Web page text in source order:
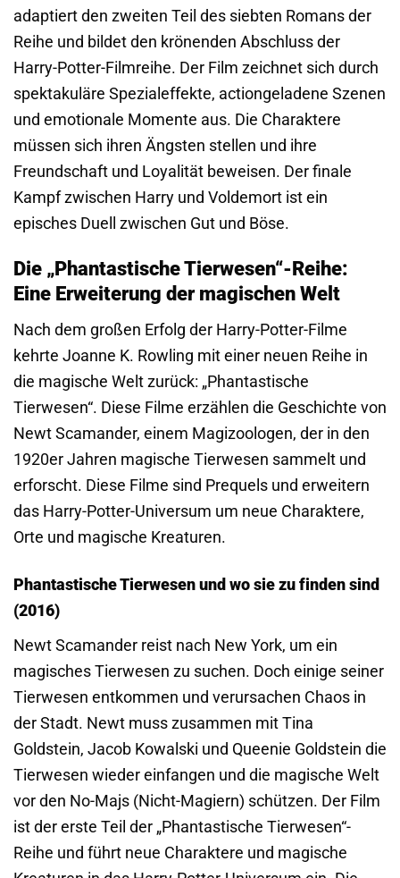
adaptiert den zweiten Teil des siebten Romans der
Reihe und bildet den krönenden Abschluss der
Harry-Potter-Filmreihe. Der Film zeichnet sich durch
spektakuläre Spezialeffekte, actiongeladene Szenen
und emotionale Momente aus. Die Charaktere
müssen sich ihren Ängsten stellen und ihre
Freundschaft und Loyalität beweisen. Der finale
Kampf zwischen Harry und Voldemort ist ein
episches Duell zwischen Gut und Böse.
Die „Phantastische Tierwesen“-Reihe:
Eine Erweiterung der magischen Welt
Nach dem großen Erfolg der Harry-Potter-Filme
kehrte Joanne K. Rowling mit einer neuen Reihe in
die magische Welt zurück: „Phantastische
Tierwesen“. Diese Filme erzählen die Geschichte von
Newt Scamander, einem Magizoologen, der in den
1920er Jahren magische Tierwesen sammelt und
erforscht. Diese Filme sind Prequels und erweitern
das Harry-Potter-Universum um neue Charaktere,
Orte und magische Kreaturen.
Phantastische Tierwesen und wo sie zu finden sind
(2016)
Newt Scamander reist nach New York, um ein
magisches Tierwesen zu suchen. Doch einige seiner
Tierwesen entkommen und verursachen Chaos in
der Stadt. Newt muss zusammen mit Tina
Goldstein, Jacob Kowalski und Queenie Goldstein die
Tierwesen wieder einfangen und die magische Welt
vor den No-Majs (Nicht-Magiern) schützen. Der Film
ist der erste Teil der „Phantastische Tierwesen“-
Reihe und führt neue Charaktere und magische